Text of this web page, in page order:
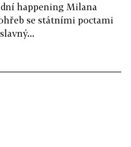
happening Milana
se státními poctami